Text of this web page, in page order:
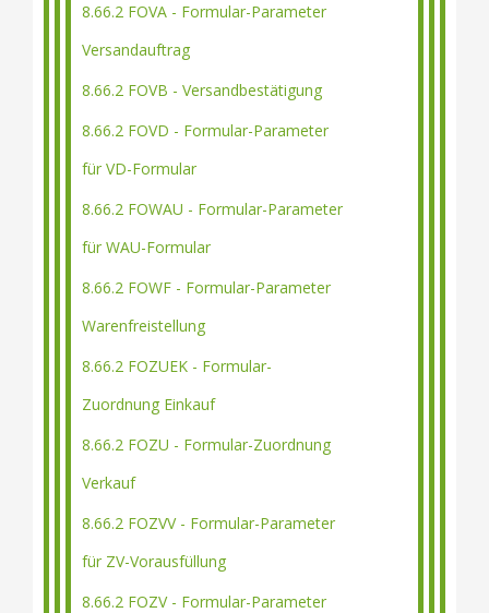
8.66.2 FOVA - Formular-Parameter
Versandauftrag
8.66.2 FOVB - Versandbestätigung
8.66.2 FOVD - Formular-Parameter
für VD-Formular
8.66.2 FOWAU - Formular-Parameter
für WAU-Formular
8.66.2 FOWF - Formular-Parameter
Warenfreistellung
8.66.2 FOZUEK - Formular-
Zuordnung Einkauf
8.66.2 FOZU - Formular-Zuordnung
Verkauf
8.66.2 FOZVV - Formular-Parameter
für ZV-Vorausfüllung
8.66.2 FOZV - Formular-Parameter